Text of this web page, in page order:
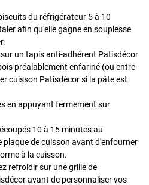
du réfrigérateur 5 à 10
afin qu'elle gagne en souplesse
un tapis anti-adhérent Patisdécor
préalablement enfariné (ou entre
cuisson Patisdécor si la pâte est
en appuyant fermement sur
10 à 15 minutes au
plaque de cuisson avant d'enfourner
à la cuisson.
refroidir sur une grille de
avant de personnaliser vos